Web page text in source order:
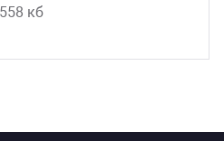
558 кб